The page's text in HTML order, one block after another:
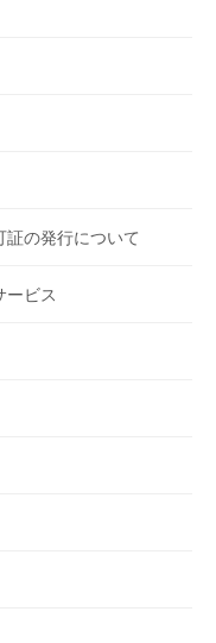
証の発行について
ービス